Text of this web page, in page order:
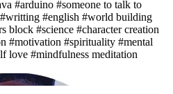
#arduino #someone to talk to
#writting #english #world building
block #science #character creation
#motivation #spirituality #mental
love #mindfulness meditation